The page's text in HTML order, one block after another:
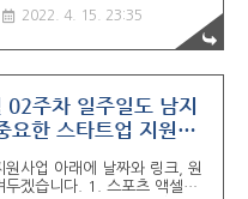
티 빌더가 되어달라..
들의 mbti 결과에 대한 것이였
하면 ENTJ 창업가들의 성공률
/ 107명 mbti 유형은 16가
이 성공 할 수 없다는 뜻은 아니
해당하는 유형이 아니라서 창
할 수 없다고 하는 것 보다는 이
선하는 방법을 마련하는 것 창
나의 단점을 보완해 줄 수 있
2022. 4. 15. 23:35
주차 일주일도 남지
요한 스타트업 지원사
원사업 아래에 날짜와 링크, 원
두겠습니다. 1. 스포츠 액셀러